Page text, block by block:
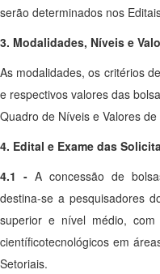
serão determinados nos
3. Modalidades, Níveis e
As modalidades, os critérios
e respectivos valores das
Quadro de Níveis e Valores de
4. Edital e Exame das
4.1 - A concessão de
destina-se a pesquisadores
superior e nível médio,
científicotecnológicos em
Setoriais.